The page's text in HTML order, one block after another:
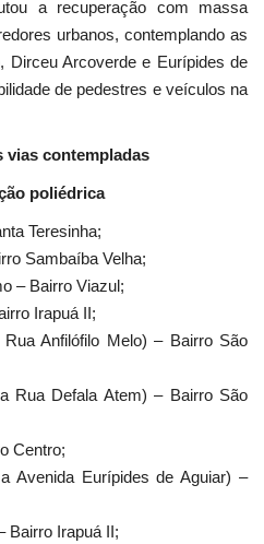
a recuperação com massa
urbanos, contemplando as
Dirceu Arcoverde e Eurípides de
de pedestres e veículos na
vias contempladas
poliédrica
Teresinha;
Sambaíba Velha;
– Bairro Viazul;
Irapuá II;
Anfilófilo Melo) – Bairro São
Rua Defala Atem) – Bairro São
Centro;
Avenida Eurípides de Aguiar) –
Bairro Irapuá II;